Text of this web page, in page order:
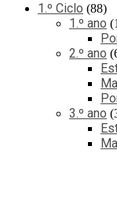
1.º Ciclo 88
1.º ano 1
2.º ano
3.º ano